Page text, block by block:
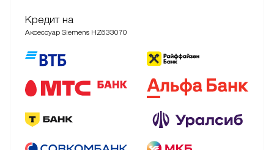
Кредит на
Аксессуар Siemens HZ633070